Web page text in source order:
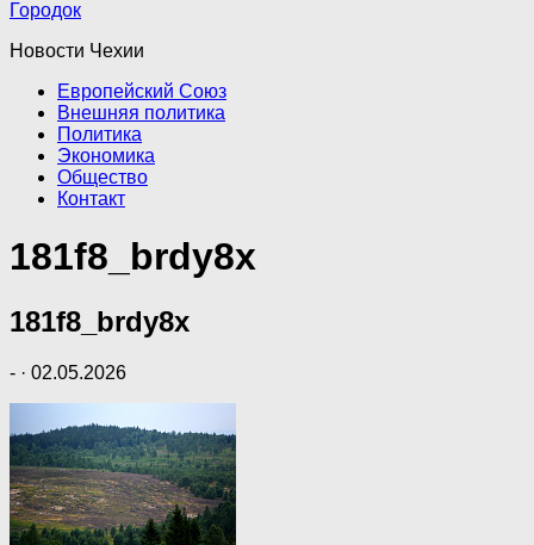
Городок
Новости Чехии
Европейский Союз
Внешняя политика
Политика
Экономика
Общество
Контакт
181f8_brdy8x
181f8_brdy8x
- · 02.05.2026